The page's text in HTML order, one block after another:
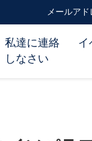
メールアド
私達に連絡
しなさい
イ